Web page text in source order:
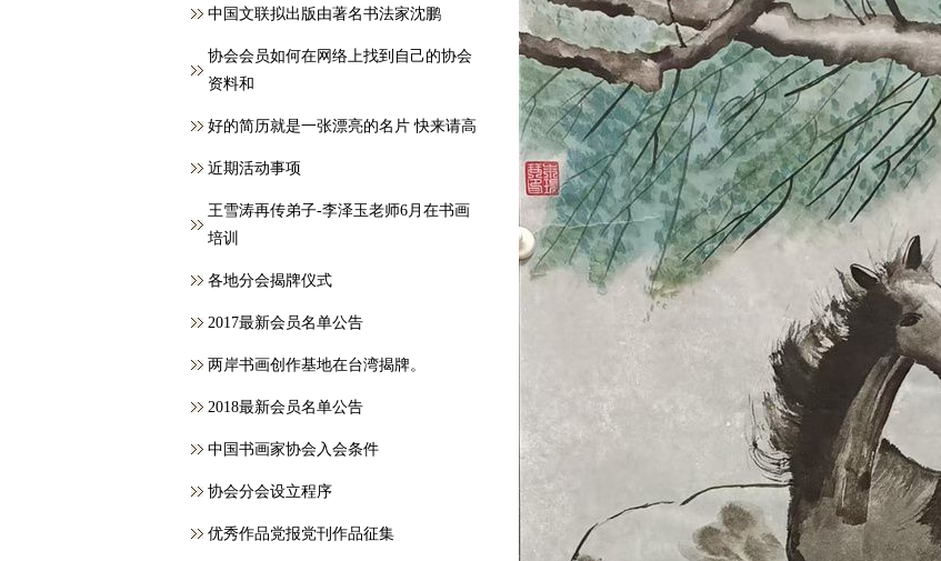
中国文联拟出版由著名书法家沈鹏
协会会员如何在网络上找到自己的协会
资料和
好的简历就是一张漂亮的名片 快来请高
近期活动事项
王雪涛再传弟子-李泽玉老师6月在书画
培训
各地分会揭牌仪式
2017最新会员名单公告
两岸书画创作基地在台湾揭牌。
2018最新会员名单公告
中国书画家协会入会条件
协会分会设立程序
优秀作品党报党刊作品征集